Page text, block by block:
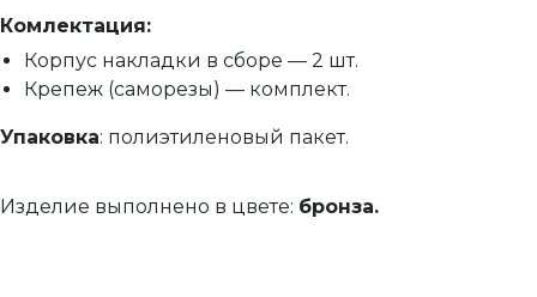
Комлектация:
Корпус накладки в сборе — 2 шт.
Крепеж (саморезы) — комплект.
Упаковка: полиэтиленовый пакет.
Изделие выполнено в цвете: бронза.